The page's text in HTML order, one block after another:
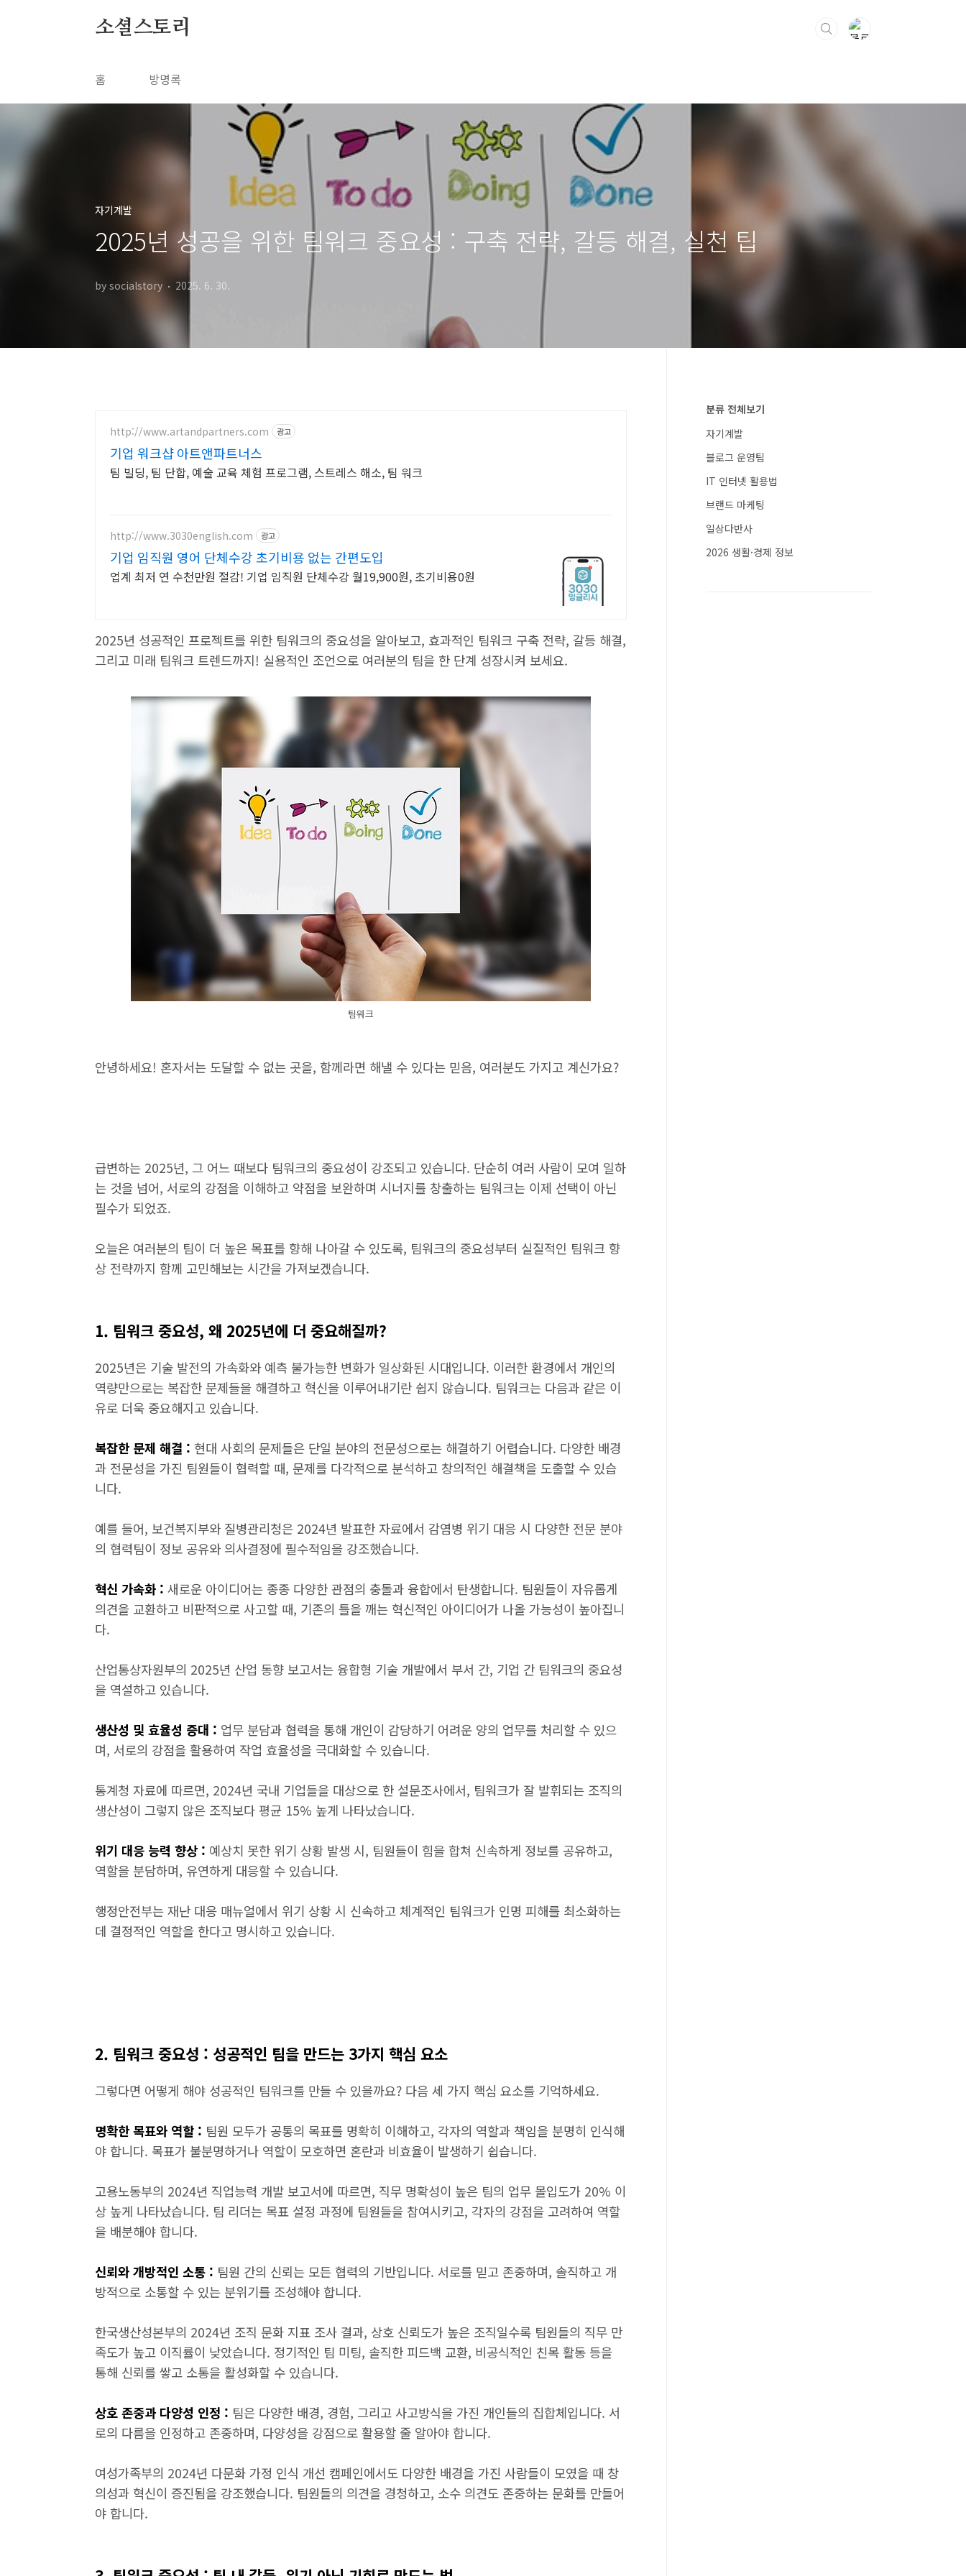
소셜스토리
홈 방명록
자기계발
2025년 성공을 위한 팀워크 중요성 : 구축 전략, 갈등 해결, 실천 팁
by socialstory 2025. 6. 30.
http://www.artandpartners.com 광고
기업 워크샵 아트앤파트너스
팀 빌딩, 팀 단합, 예술 교육 체험 프로그램, 스트레스 해소, 팀 워크
http://www.3030english.com 광고
기업 임직원 영어 단체수강 초기비용 없는 간편도입
업계 최저 연 수천만원 절감! 기업 임직원 단체수강 월19,900원, 초기비용0원
2025년 성공적인 프로젝트를 위한 팀워크의 중요성을 알아보고, 효과적인 팀워크 구축 전략, 갈등 해결,
그리고 미래 팀워크 트렌드까지! 실용적인 조언으로 여러분의 팀을 한 단계 성장시켜 보세요.
팀워크
안녕하세요! 혼자서는 도달할 수 없는 곳을, 함께라면 해낼 수 있다는 믿음, 여러분도 가지고 계신가요?
급변하는 2025년, 그 어느 때보다 팀워크의 중요성이 강조되고 있습니다. 단순히 여러 사람이 모여 일하
는 것을 넘어, 서로의 강점을 이해하고 약점을 보완하며 시너지를 창출하는 팀워크는 이제 선택이 아닌
필수가 되었죠.
오늘은 여러분의 팀이 더 높은 목표를 향해 나아갈 수 있도록, 팀워크의 중요성부터 실질적인 팀워크 향
상 전략까지 함께 고민해보는 시간을 가져보겠습니다.
1. 팀워크 중요성, 왜 2025년에 더 중요해질까?
2025년은 기술 발전의 가속화와 예측 불가능한 변화가 일상화된 시대입니다. 이러한 환경에서 개인의
역량만으로는 복잡한 문제들을 해결하고 혁신을 이루어내기란 쉽지 않습니다. 팀워크는 다음과 같은 이
유로 더욱 중요해지고 있습니다.
복잡한 문제 해결 : 현대 사회의 문제들은 단일 분야의 전문성으로는 해결하기 어렵습니다. 다양한 배경
과 전문성을 가진 팀원들이 협력할 때, 문제를 다각적으로 분석하고 창의적인 해결책을 도출할 수 있습
니다.
예를 들어, 보건복지부와 질병관리청은 2024년 발표한 자료에서 감염병 위기 대응 시 다양한 전문 분야
의 협력팀이 정보 공유와 의사결정에 필수적임을 강조했습니다.
혁신 가속화 : 새로운 아이디어는 종종 다양한 관점의 충돌과 융합에서 탄생합니다. 팀원들이 자유롭게
의견을 교환하고 비판적으로 사고할 때, 기존의 틀을 깨는 혁신적인 아이디어가 나올 가능성이 높아집니
다.
산업통상자원부의 2025년 산업 동향 보고서는 융합형 기술 개발에서 부서 간, 기업 간 팀워크의 중요성
을 역설하고 있습니다.
생산성 및 효율성 증대 : 업무 분담과 협력을 통해 개인이 감당하기 어려운 양의 업무를 처리할 수 있으
며, 서로의 강점을 활용하여 작업 효율성을 극대화할 수 있습니다.
통계청 자료에 따르면, 2024년 국내 기업들을 대상으로 한 설문조사에서, 팀워크가 잘 발휘되는 조직의
생산성이 그렇지 않은 조직보다 평균 15% 높게 나타났습니다.
위기 대응 능력 향상 : 예상치 못한 위기 상황 발생 시, 팀원들이 힘을 합쳐 신속하게 정보를 공유하고,
역할을 분담하며, 유연하게 대응할 수 있습니다.
행정안전부는 재난 대응 매뉴얼에서 위기 상황 시 신속하고 체계적인 팀워크가 인명 피해를 최소화하는
데 결정적인 역할을 한다고 명시하고 있습니다.
2. 팀워크 중요성 : 성공적인 팀을 만드는 3가지 핵심 요소
그렇다면 어떻게 해야 성공적인 팀워크를 만들 수 있을까요? 다음 세 가지 핵심 요소를 기억하세요.
명확한 목표와 역할 : 팀원 모두가 공통의 목표를 명확히 이해하고, 각자의 역할과 책임을 분명히 인식해
야 합니다. 목표가 불분명하거나 역할이 모호하면 혼란과 비효율이 발생하기 쉽습니다.
고용노동부의 2024년 직업능력 개발 보고서에 따르면, 직무 명확성이 높은 팀의 업무 몰입도가 20% 이
상 높게 나타났습니다. 팀 리더는 목표 설정 과정에 팀원들을 참여시키고, 각자의 강점을 고려하여 역할
을 배분해야 합니다.
신뢰와 개방적인 소통 : 팀원 간의 신뢰는 모든 협력의 기반입니다. 서로를 믿고 존중하며, 솔직하고 개
방적으로 소통할 수 있는 분위기를 조성해야 합니다.
한국생산성본부의 2024년 조직 문화 지표 조사 결과, 상호 신뢰도가 높은 조직일수록 팀원들의 직무 만
족도가 높고 이직률이 낮았습니다. 정기적인 팀 미팅, 솔직한 피드백 교환, 비공식적인 친목 활동 등을
통해 신뢰를 쌓고 소통을 활성화할 수 있습니다.
상호 존중과 다양성 인정 : 팀은 다양한 배경, 경험, 그리고 사고방식을 가진 개인들의 집합체입니다. 서
로의 다름을 인정하고 존중하며, 다양성을 강점으로 활용할 줄 알아야 합니다.
여성가족부의 2024년 다문화 가정 인식 개선 캠페인에서도 다양한 배경을 가진 사람들이 모였을 때 창
의성과 혁신이 증진됨을 강조했습니다. 팀원들의 의견을 경청하고, 소수 의견도 존중하는 문화를 만들어
야 합니다.
분류 전체보기
자기계발
블로그 운영팁
IT 인터넷 활용법
브랜드 마케팅
일상다반사
2026 생활·경제 정보